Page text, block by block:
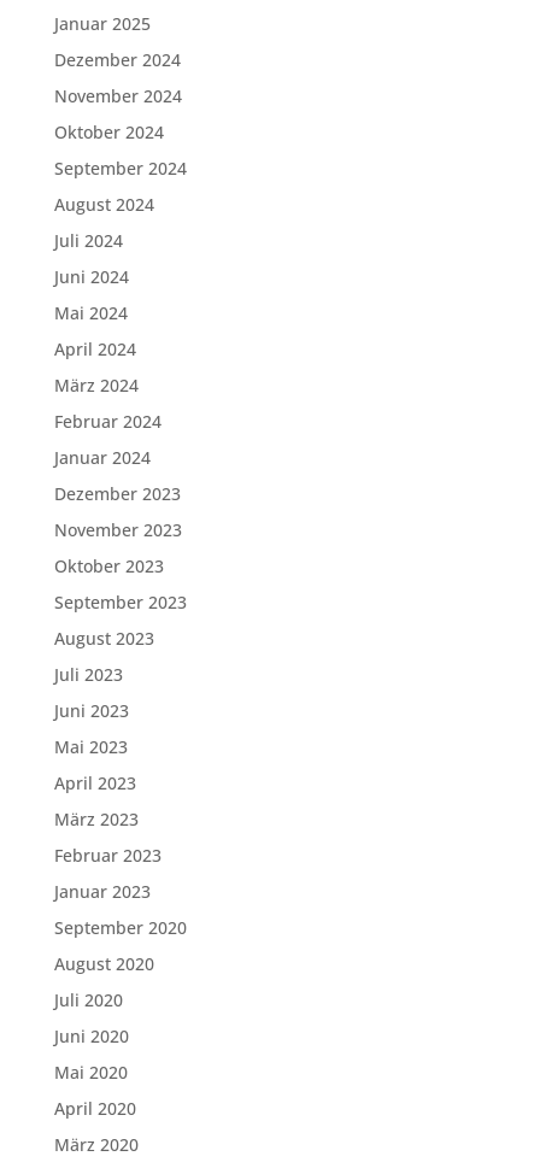
Januar 2025
Dezember 2024
November 2024
Oktober 2024
September 2024
August 2024
Juli 2024
Juni 2024
Mai 2024
April 2024
März 2024
Februar 2024
Januar 2024
Dezember 2023
November 2023
Oktober 2023
September 2023
August 2023
Juli 2023
Juni 2023
Mai 2023
April 2023
März 2023
Februar 2023
Januar 2023
September 2020
August 2020
Juli 2020
Juni 2020
Mai 2020
April 2020
März 2020